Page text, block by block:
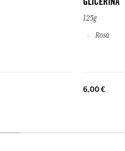
GLICERINA
125g
Rosa
6,00 €